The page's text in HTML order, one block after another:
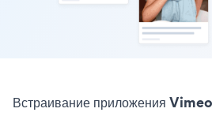
Встраивание приложения